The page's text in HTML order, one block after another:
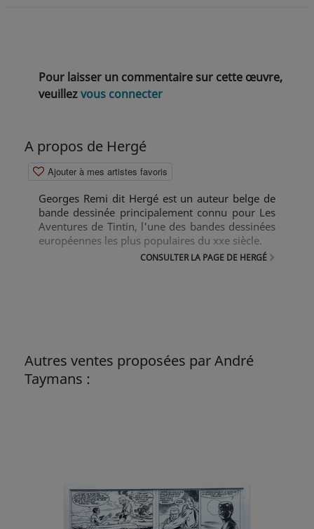
Pour laisser un commentaire sur cette œuvre,
veuillezvous connecter
A propos de Hergé
Ajouter à mes artistes favoris
Georges Remi dit Hergé est un auteur belge de
bande dessinée principalement connu pour Les
Aventures de Tintin, l'une des bandes dessinées
européennes les plus populaires du xxe siècle.
CONSULTER LA PAGE DE HERGÉ
Autres ventes proposées par André
Taymans :